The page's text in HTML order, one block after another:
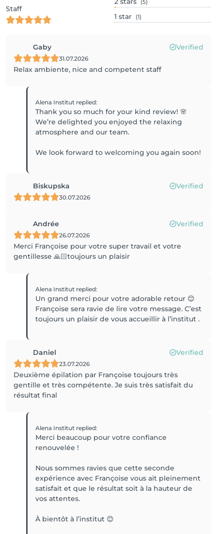
Staff
(5)
1 star (1)
Gaby Verified
31.07.2026
Relax ambiente, nice and competent staff
Alena Institut replied:
Thank you so much for your kind review! 🌸
We’re delighted you enjoyed the relaxing
atmosphere and our team.
We look forward to welcoming you again soon!
Biskupska Verified
30.07.2026
Andrée Verified
26.07.2026
Merci Françoise pour votre super travail et votre
gentillesse 🙏🏻toujours un plaisir
Alena Institut replied:
Un grand merci pour votre adorable retour 😊
Françoise sera ravie de lire votre message. C’est
toujours un plaisir de vous accueillir à l’institut .
Daniel Verified
23.07.2026
Deuxième épilation par Françoise toujours très
gentille et très compétente. Je suis très satisfait du
résultat final
Alena Institut replied:
Merci beaucoup pour votre confiance
renouvelée !
Nous sommes ravies que cette seconde
expérience avec Françoise vous ait pleinement
satisfait et que le résultat soit à la hauteur de
vos attentes.